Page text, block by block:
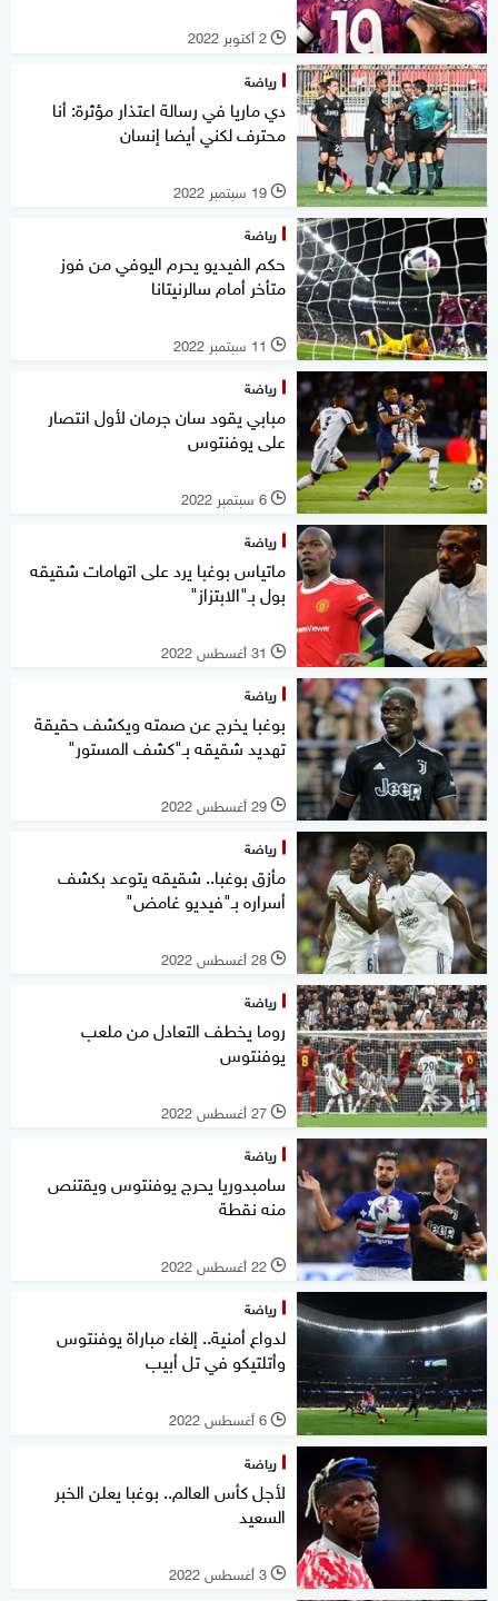
l 2 أكتوبر 2022
رياضة
دي ماريا في رسالة اعتذار مؤثرة: أنا
محترف لكني أيضا إنسان
l 19 سبتمبر 2022
رياضة
حكم الفيديو يحرم اليوفي من فوز
متأخر أمام سالرنيتانا
l 11 سبتمبر 2022
رياضة
مبابي يقود سان جرمان لأول انتصار
على يوفنتوس
l 6 سبتمبر 2022
رياضة
ماتياس بوغبا يرد على اتهامات شقيقه
بول بـ"الابتزاز"
l 31 أغسطس 2022
رياضة
بوغبا يخرج عن صمته ويكشف حقيقة
تهديد شقيقه بـ"كشف المستور"
l 29 أغسطس 2022
رياضة
مأزق بوغبا.. شقيقه يتوعد بكشف
أسراره بـ"فيديو غامض"
l 28 أغسطس 2022
رياضة
روما يخطف التعادل من ملعب
يوفنتوس
l 27 أغسطس 2022
رياضة
سامبدوريا يحرج يوفنتوس ويقتنص
منه نقطة
l 22 أغسطس 2022
رياضة
لدواع أمنية.. إلغاء مباراة يوفنتوس
وأتلتيكو في تل أبيب
l 6 أغسطس 2022
رياضة
لأجل كأس العالم.. بوغبا يعلن الخبر
السعيد
l 3 أغسطس 2022